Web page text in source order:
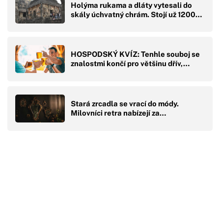
Holýma rukama a dláty vytesali do
skály úchvatný chrám. Stojí už 1200…
HOSPODSKÝ KVÍZ: Tenhle souboj se
znalostmi končí pro většinu dřív,…
Stará zrcadla se vrací do módy.
Milovníci retra nabízejí za…